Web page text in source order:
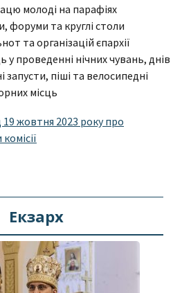
молоді на парафіях
форуми та круглі столи
та організацій єпархії
у проведенні нічних чувань, днів
запусти, піші та велосипедні
місць
жовтня 2023 року про
Екзарх